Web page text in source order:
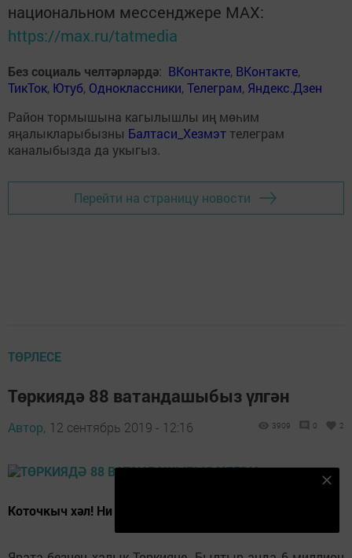
национальном мессенджере MАХ:
https://max.ru/tatmedia
Без социаль челтәрләрдә: ВКонтакте, ВКонтакте,
ТикТок, Ютуб, Одноклассники,Телеграм, Яндекс.Дзен
Район тормышына кагылышлы иң мөһим
яңалыкларыбызны Балтаси_Хезмэт телеграм
каналыбызда да укыгыз.
Перейти на страницу новости
ТӨРЛЕСЕ
Төркиядә 88 ватандашыбыз үлгән
Автор, 12 сентябрь 2019 - 12:16 3909 0 2
Коточкыч хәл! Ни булган?